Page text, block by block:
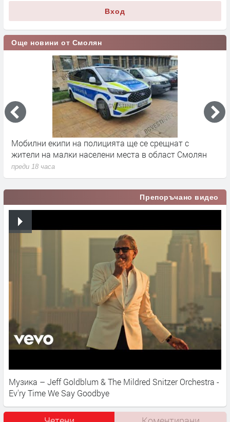
Вход
Още новини от Смолян
Мобилни екипи на полицията ще се срещнат с
жители на малки населени места в област Смолян
преди 18 часа
Препоръчано видео
Музика – Jeff Goldblum & The Mildred Snitzer Orchestra -
Ev'ry Time We Say Goodbye